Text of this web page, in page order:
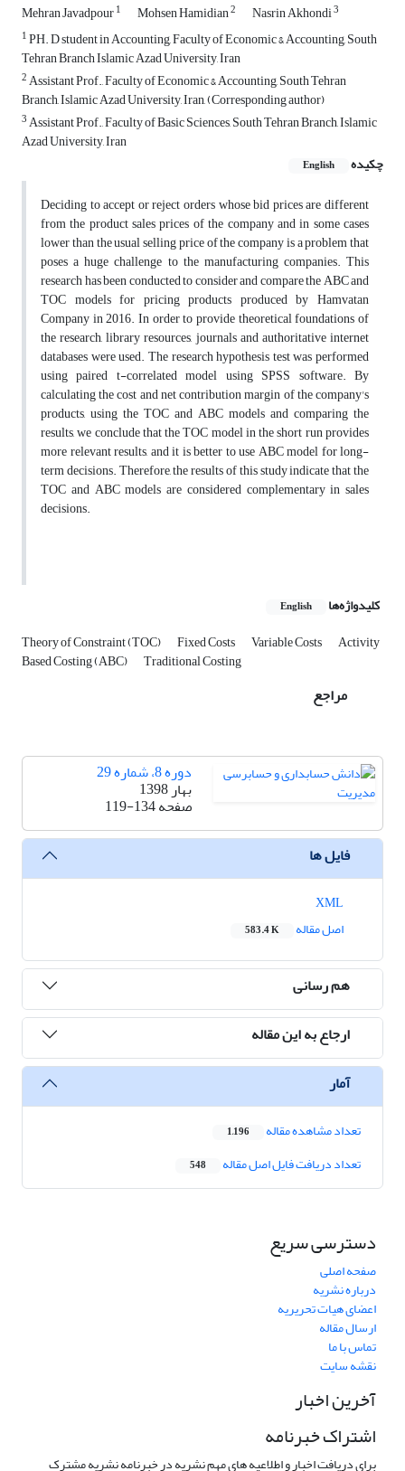
Mehran Javadpour1 Mohsen Hamidian2 Nasrin Akhondi3
1PH. D student in Accounting, Faculty of Economic & Accounting, South
Tehran Branch Islamic Azad University, Iran
2Assistant Prof., Faculty of Economic & Accounting, South Tehran
Branch, Islamic Azad University, Iran, (Corresponding author)
3Assistant Prof., Faculty of Basic Sciences, South Tehran Branch, Islamic
Azad University, Iran
چکیده
English
Deciding to accept or reject orders whose bid prices are different
from the product sales prices of the company and in some cases
lower than the usual selling price of the company is a problem that
poses a huge challenge to the manufacturing companies. This
research has been conducted to consider and compare the ABC and
TOC models for pricing products produced by Hamvatan
Company in 2016. In order to provide theoretical foundations of
the research, library resources, journals and authoritative internet
databases were used. The research hypothesis test was performed
using paired t-correlated model using SPSS software. By
calculating the cost and net contribution margin of the company's
products, using the TOC and ABC models and comparing the
results, we conclude that the TOC model in the short run provides
more relevant results, and it is better to use ABC model for long-
term decisions. Therefore, the results of this study indicate that the
TOC and ABC models are considered complementary in sales
decisions.
کلیدواژه‌ها English
Theory of Constraint (TOC) Fixed Costs Variable Costs Activity
Based Costing (ABC) Traditional Costing
مراجع
دوره 8، شماره 29
بهار 1398
صفحه119-134
فایل ها
اصل مقاله
583.4 K
هم رسانی
ارجاع به این مقاله
آمار
تعداد مشاهده مقاله 1,196
تعداد دریافت فایل اصل مقاله 548
دسترسی سریع
صفحه اصلی
درباره نشریه
اعضای هیات تحریریه
ارسال مقاله
تماس با ما
نقشه سایت
آخرین اخبار
اشتراک خبرنامه
برای دریافت اخبار و اطلاعیه های مهم نشریه در خبرنامه نشریه مشترک